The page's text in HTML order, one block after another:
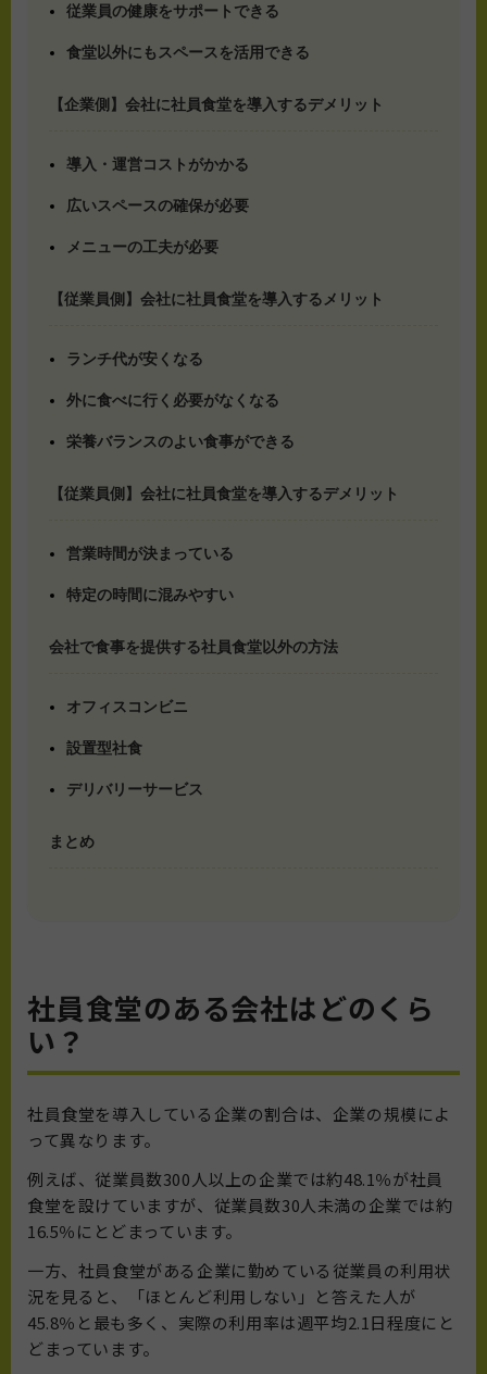
従業員の健康をサポートできる
食堂以外にもスペースを活用できる
【企業側】会社に社員食堂を導入するデメリット
導入・運営コストがかかる
広いスペースの確保が必要
メニューの工夫が必要
【従業員側】会社に社員食堂を導入するメリット
ランチ代が安くなる
外に食べに行く必要がなくなる
栄養バランスのよい食事ができる
【従業員側】会社に社員食堂を導入するデメリット
営業時間が決まっている
特定の時間に混みやすい
会社で食事を提供する社員食堂以外の方法
オフィスコンビニ
設置型社食
デリバリーサービス
まとめ
社員食堂のある会社はどのくら
い？
社員食堂を導入している企業の割合は、企業の規模によ
って異なります。
例えば、従業員数300人以上の企業では約48.1％が社員
食堂を設けていますが、従業員数30人未満の企業では約
16.5％にとどまっています。
一方、社員食堂がある企業に勤めている従業員の利用状
況を見ると、「ほとんど利用しない」と答えた人が
45.8％と最も多く、実際の利用率は週平均2.1日程度にと
どまっています。